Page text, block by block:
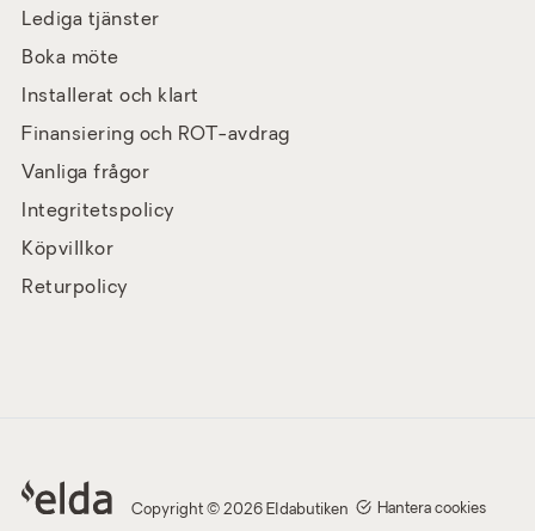
Lediga tjänster
Boka möte
Installerat och klart
Finansiering och ROT-avdrag
Vanliga frågor
Integritetspolicy
Köpvillkor
Returpolicy
Copyright © 2026 Eldabutiken Hantera cookies